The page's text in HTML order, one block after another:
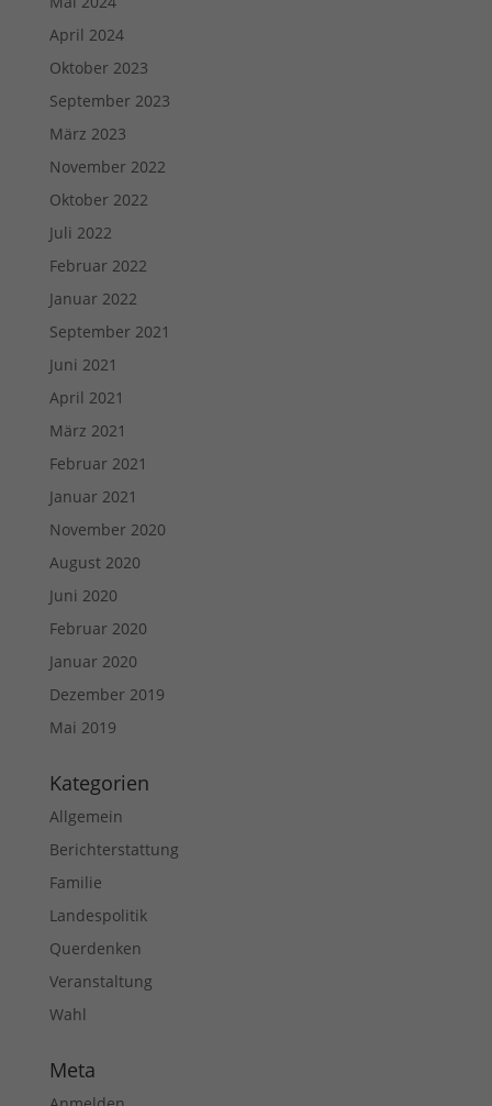
April 2024
Oktober 2023
September 2023
März 2023
November 2022
Oktober 2022
Juli 2022
Februar 2022
Januar 2022
September 2021
Juni 2021
April 2021
März 2021
Februar 2021
Januar 2021
November 2020
August 2020
Juni 2020
Februar 2020
Januar 2020
Dezember 2019
Mai 2019
Kategorien
Allgemein
Berichterstattung
Familie
Landespolitik
Querdenken
Veranstaltung
Wahl
Meta